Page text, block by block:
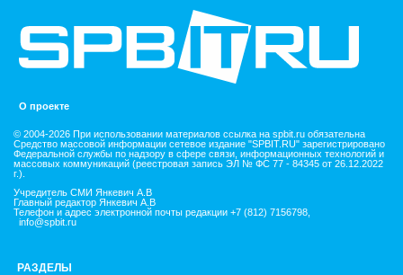
О проекте
© 2004-2026 При использовании материалов ссылка на spbit.ru обязательна
Средство массовой информации сетевое издание "SPBIT.RU" зарегистрировано
Федеральной службы по надзору в сфере связи, информационных технологий и
массовых коммуникаций (реестровая запись ЭЛ № ФС 77 - 84345 от 26.12.2022
г.).
Учредитель СМИ Янкевич А.В
Главный редактор Янкевич А.В
Телефон и адрес электронной почты редакции +7 (812) 7156798,
info@spbit.ru
РАЗДЕЛЫ